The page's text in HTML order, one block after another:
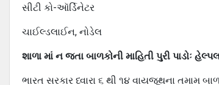
સીટી કો-ઑર્ડિનેટર
ચાઈલ્ડલાઈન, નોડેલ
શાળા માં ન જતા બાળકોની માહિતી પુરી પાડોઃ
ભારત સરકાર ધ્વારા ૬ થી ૧૪ વાયજૂથના તમામ